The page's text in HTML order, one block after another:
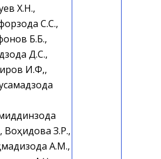
Х.Н.,
С.С.,
Б.Б.,
Д.С.,
И.Ф,,
Воҳидова З.Р.,
А.М.,